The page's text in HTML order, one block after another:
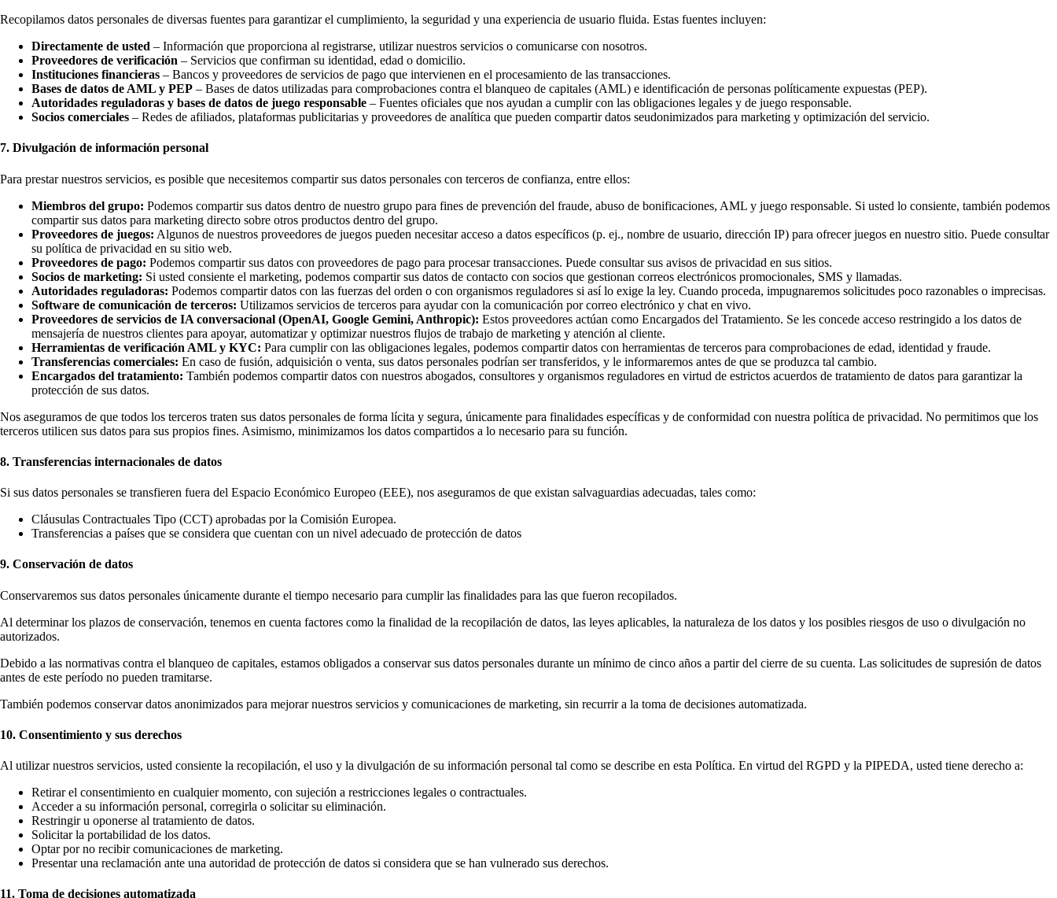
Recopilamos datos personales de diversas fuentes para garantizar el cumplimiento, la seguridad y una experiencia de usuario fluida. Estas fuentes incluyen:
Directamente de usted – Información que proporciona al registrarse, utilizar nuestros servicios o comunicarse con nosotros.
Proveedores de verificación – Servicios que confirman su identidad, edad o domicilio.
Instituciones financieras – Bancos y proveedores de servicios de pago que intervienen en el procesamiento de las transacciones.
Bases de datos de AML y PEP – Bases de datos utilizadas para comprobaciones contra el blanqueo de capitales (AML) e identificación de personas políticamente expuestas (PEP).
Autoridades reguladoras y bases de datos de juego responsable – Fuentes oficiales que nos ayudan a cumplir con las obligaciones legales y de juego responsable.
Socios comerciales – Redes de afiliados, plataformas publicitarias y proveedores de analítica que pueden compartir datos seudonimizados para marketing y optimización del servicio.
7. Divulgación de información personal
Para prestar nuestros servicios, es posible que necesitemos compartir sus datos personales con terceros de confianza, entre ellos:
Miembros del grupo: Podemos compartir sus datos dentro de nuestro grupo para fines de prevención del fraude, abuso de bonificaciones, AML y juego responsable. Si usted lo consiente, también podemos
compartir sus datos para marketing directo sobre otros productos dentro del grupo.
Proveedores de juegos: Algunos de nuestros proveedores de juegos pueden necesitar acceso a datos específicos (p. ej., nombre de usuario, dirección IP) para ofrecer juegos en nuestro sitio. Puede consultar
su política de privacidad en su sitio web.
Proveedores de pago: Podemos compartir sus datos con proveedores de pago para procesar transacciones. Puede consultar sus avisos de privacidad en sus sitios.
Socios de marketing: Si usted consiente el marketing, podemos compartir sus datos de contacto con socios que gestionan correos electrónicos promocionales, SMS y llamadas.
Autoridades reguladoras: Podemos compartir datos con las fuerzas del orden o con organismos reguladores si así lo exige la ley. Cuando proceda, impugnaremos solicitudes poco razonables o imprecisas.
Software de comunicación de terceros: Utilizamos servicios de terceros para ayudar con la comunicación por correo electrónico y chat en vivo.
Proveedores de servicios de IA conversacional (OpenAI, Google Gemini, Anthropic): Estos proveedores actúan como Encargados del Tratamiento. Se les concede acceso restringido a los datos de
mensajería de nuestros clientes para apoyar, automatizar y optimizar nuestros flujos de trabajo de marketing y atención al cliente.
Herramientas de verificación AML y KYC: Para cumplir con las obligaciones legales, podemos compartir datos con herramientas de terceros para comprobaciones de edad, identidad y fraude.
Transferencias comerciales: En caso de fusión, adquisición o venta, sus datos personales podrían ser transferidos, y le informaremos antes de que se produzca tal cambio.
Encargados del tratamiento: También podemos compartir datos con nuestros abogados, consultores y organismos reguladores en virtud de estrictos acuerdos de tratamiento de datos para garantizar la
protección de sus datos.
Nos aseguramos de que todos los terceros traten sus datos personales de forma lícita y segura, únicamente para finalidades específicas y de conformidad con nuestra política de privacidad. No permitimos que los
terceros utilicen sus datos para sus propios fines. Asimismo, minimizamos los datos compartidos a lo necesario para su función.
8. Transferencias internacionales de datos
Si sus datos personales se transfieren fuera del Espacio Económico Europeo (EEE), nos aseguramos de que existan salvaguardias adecuadas, tales como:
Cláusulas Contractuales Tipo (CCT) aprobadas por la Comisión Europea.
Transferencias a países que se considera que cuentan con un nivel adecuado de protección de datos
9. Conservación de datos
Conservaremos sus datos personales únicamente durante el tiempo necesario para cumplir las finalidades para las que fueron recopilados.
Al determinar los plazos de conservación, tenemos en cuenta factores como la finalidad de la recopilación de datos, las leyes aplicables, la naturaleza de los datos y los posibles riesgos de uso o divulgación no
autorizados.
Debido a las normativas contra el blanqueo de capitales, estamos obligados a conservar sus datos personales durante un mínimo de cinco años a partir del cierre de su cuenta. Las solicitudes de supresión de datos
antes de este período no pueden tramitarse.
También podemos conservar datos anonimizados para mejorar nuestros servicios y comunicaciones de marketing, sin recurrir a la toma de decisiones automatizada.
10. Consentimiento y sus derechos
Al utilizar nuestros servicios, usted consiente la recopilación, el uso y la divulgación de su información personal tal como se describe en esta Política. En virtud del RGPD y la PIPEDA, usted tiene derecho a:
Retirar el consentimiento en cualquier momento, con sujeción a restricciones legales o contractuales.
Acceder a su información personal, corregirla o solicitar su eliminación.
Restringir u oponerse al tratamiento de datos.
Solicitar la portabilidad de los datos.
Optar por no recibir comunicaciones de marketing.
Presentar una reclamación ante una autoridad de protección de datos si considera que se han vulnerado sus derechos.
11. Toma de decisiones automatizada